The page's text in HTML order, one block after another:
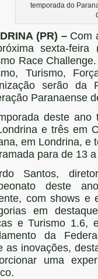
temporada do
(PR) – Com
sexta-feira
Race
Turismo,
serão da
Paranaense
deste ano
e três em
em Londrina, e
para de 13
Santos,
deste
com shows e
em
e Turismo 1.6,
da
as inovações,
uma